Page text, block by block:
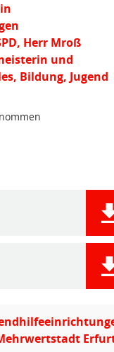
Herr Mroß
und
Bildung, Jugend